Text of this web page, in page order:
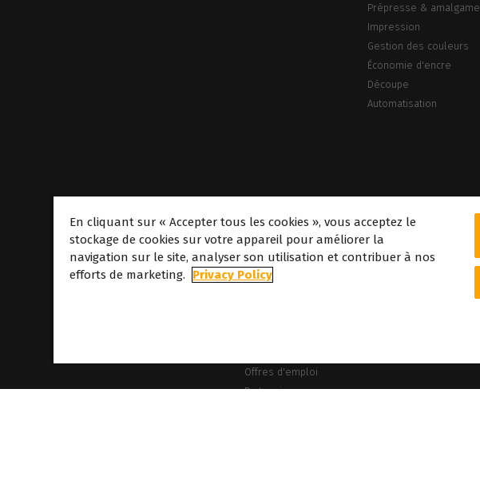
Prépresse & amalgame
Impression
Gestion des couleurs
Économie d'encre
Découpe
Automatisation
À propos
Offres d'emploi
Partenaires
En cliquant sur « Accepter tous les cookies », vous acceptez le
stockage de cookies sur votre appareil pour améliorer la
navigation sur le site, analyser son utilisation et contribuer à nos
efforts de marketing.
Privacy Policy